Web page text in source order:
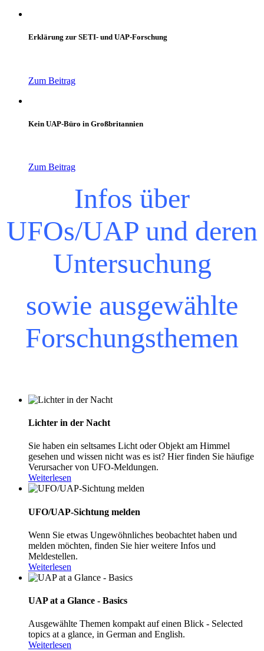
Erklärung zur SETI- und UAP-Forschung
Zum Beitrag
Kein UAP-Büro in Großbritannien
Zum Beitrag
Infos über
UFOs/UAP und deren
Untersuchung
sowie ausgewählte
Forschungsthemen
Lichter in der Nacht
Sie haben ein seltsames Licht oder Objekt am Himmel
gesehen und wissen nicht was es ist? Hier finden Sie häufige
Verursacher von UFO-Meldungen.
Weiterlesen
UFO/UAP-Sichtung melden
Wenn Sie etwas Ungewöhnliches beobachtet haben und
melden möchten, finden Sie hier weitere Infos und
Meldestellen.
Weiterlesen
UAP at a Glance - Basics
Ausgewählte Themen kompakt auf einen Blick - Selected
topics at a glance, in German and English.
Weiterlesen